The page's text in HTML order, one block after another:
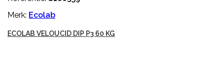
Merk: Ecolab
ECOLAB VELOUCID DIP P3 60 KG